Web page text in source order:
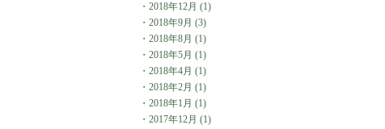
・ 2018年12月 (1)
・ 2018年9月 (3)
・ 2018年8月 (1)
・ 2018年5月 (1)
・ 2018年4月 (1)
・ 2018年2月 (1)
・ 2018年1月 (1)
・ 2017年12月 (1)